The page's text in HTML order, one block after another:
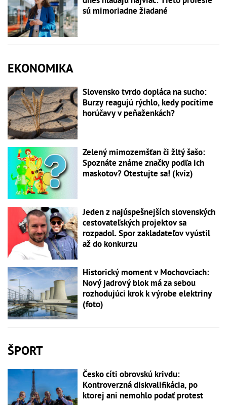
sú mimoriadne žiadané
EKONOMIKA
Slovensko tvrdo dopláca na sucho:
Burzy reagujú rýchlo, kedy pocítime
horúčavy v peňaženkách?
Zelený mimozemšťan či žltý šašo:
Spoznáte známe značky podľa ich
maskotov? Otestujte sa! (kvíz)
Jeden z najúspešnejších slovenských
cestovateľských projektov sa
rozpadol. Spor zakladateľov vyústil
až do konkurzu
Historický moment v Mochovciach:
Nový jadrový blok má za sebou
rozhodujúci krok k výrobe elektriny
(foto)
ŠPORT
Česko cíti obrovskú krivdu:
Kontroverzná diskvalifikácia, po
ktorej ani nemohlo podať protest